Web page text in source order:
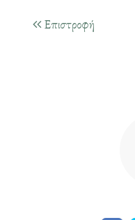
Επιστροφή